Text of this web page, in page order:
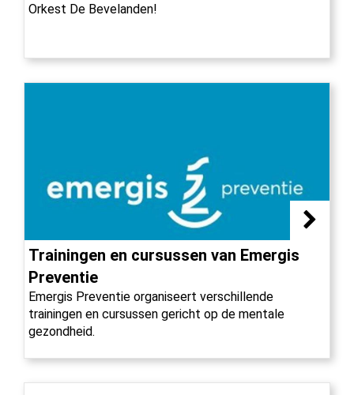
Orkest De Bevelanden!
Trainingen en cursussen van Emergis
Preventie
Emergis Preventie organiseert verschillende
trainingen en cursussen gericht op de mentale
gezondheid.